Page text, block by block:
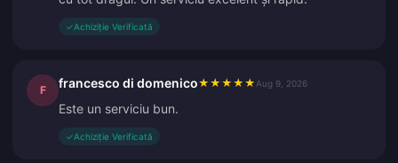
✓Achiziție Verificată
F francesco di domenico★ ★ ★ ★ ★ Aug 9, 2026
Este un serviciu bun.
✓Achiziție Verificată